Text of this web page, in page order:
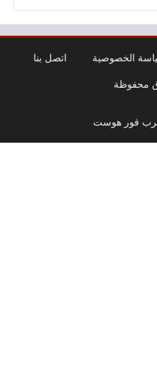
الخصوصية اتصل بنا
محفوظة
فور هوست